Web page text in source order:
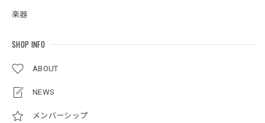
楽器
SHOP INFO
ABOUT
NEWS
メンバーシップ